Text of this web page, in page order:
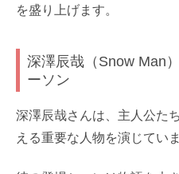
を盛り上げます。
深澤辰哉（Snow Man
ーソン
深澤辰哉さんは、主人公た
える重要な人物を演じていま